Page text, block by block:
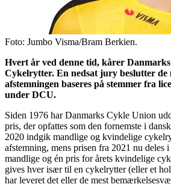
Foto: Jumbo Visma/Bram Berkien.
Hvert år ved denne tid, kårer
Cykelrytter. En nedsat jury beslutter de
afstemningen baseres på stemmer fra
under DCU.
Siden 1976 har Danmarks Cykle Union
pris, der opfattes som den fornemste i
2020 indgik mandlige og kvindelige
afstemning, mens prisen fra 2021 nu deles
mandlige og én pris for årets kvindelige
gives hver især til en cykelrytter (eller et
har leveret det eller de mest